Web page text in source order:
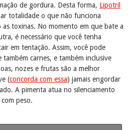
de gordura. Desta forma, Lipotril
totalidade o que não funciona
toxinas. No momento em que bate a
é necessário que você tenha
em tentação. Assim, você pode
carnes, e também inclusive
nozes e frutas são a melhor
(concorda com essa) jamais engordar
A pimenta atua no silenciamento
peso.